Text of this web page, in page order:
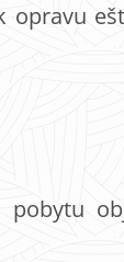
opravu